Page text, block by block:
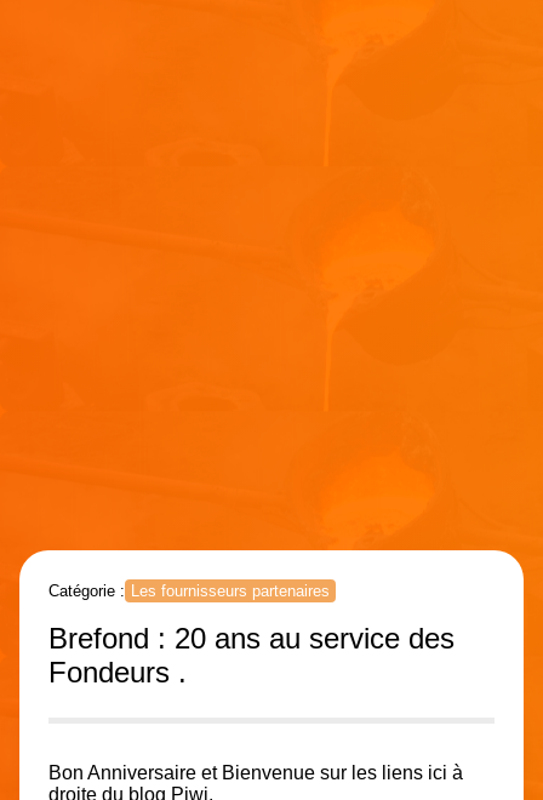
Catégorie : Les fournisseurs partenaires
Brefond : 20 ans au service des
Fondeurs .
Bon Anniversaire et Bienvenue sur les liens ici à
droite du blog Piwi.